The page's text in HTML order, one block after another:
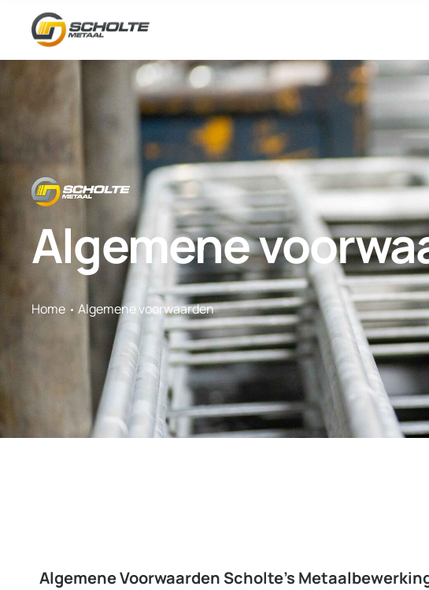
Algemene
Home Algemene voorwaarden
Algemene Voorwaarden Scholte’s